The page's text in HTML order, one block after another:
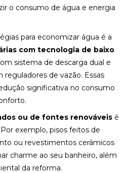
o consumo de água e energia
para economizar água é a
com tecnologia de baixo
sistema de descarga dual e
de vazão. Essas
significativa no consumo
ou de fontes renováveis é
exemplo, pisos feitos de
ou revestimentos cerâmicos
charme ao seu banheiro, além
da reforma.